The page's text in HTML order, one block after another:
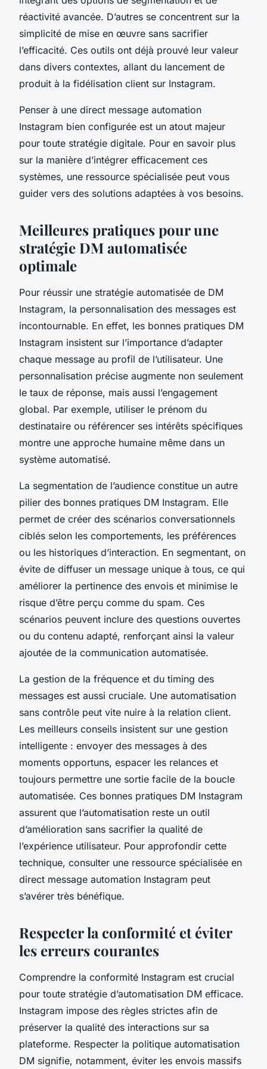
réactivité avancée. D’autres se concentrent sur la
simplicité de mise en œuvre sans sacrifier
l’efficacité. Ces outils ont déjà prouvé leur valeur
dans divers contextes, allant du lancement de
produit à la fidélisation client sur Instagram.
Penser à une direct message automation
Instagram bien configurée est un atout majeur
pour toute stratégie digitale. Pour en savoir plus
sur la manière d’intégrer efficacement ces
systèmes, une ressource spécialisée peut vous
guider vers des solutions adaptées à vos besoins.
Meilleures pratiques pour une
stratégie DM automatisée
optimale
Pour réussir une stratégie automatisée de DM
Instagram, la personnalisation des messages est
incontournable. En effet, les bonnes pratiques DM
Instagram insistent sur l’importance d’adapter
chaque message au profil de l’utilisateur. Une
personnalisation précise augmente non seulement
le taux de réponse, mais aussi l’engagement
global. Par exemple, utiliser le prénom du
destinataire ou référencer ses intérêts spécifiques
montre une approche humaine même dans un
système automatisé.
La segmentation de l’audience constitue un autre
pilier des bonnes pratiques DM Instagram. Elle
permet de créer des scénarios conversationnels
ciblés selon les comportements, les préférences
ou les historiques d’interaction. En segmentant, on
évite de diffuser un message unique à tous, ce qui
améliorer la pertinence des envois et minimise le
risque d’être perçu comme du spam. Ces
scénarios peuvent inclure des questions ouvertes
ou du contenu adapté, renforçant ainsi la valeur
ajoutée de la communication automatisée.
La gestion de la fréquence et du timing des
messages est aussi cruciale. Une automatisation
sans contrôle peut vite nuire à la relation client.
Les meilleurs conseils insistent sur une gestion
intelligente : envoyer des messages à des
moments opportuns, espacer les relances et
toujours permettre une sortie facile de la boucle
automatisée. Ces bonnes pratiques DM Instagram
assurent que l’automatisation reste un outil
d’amélioration sans sacrifier la qualité de
l’expérience utilisateur. Pour approfondir cette
technique, consulter une ressource spécialisée en
direct message automation Instagram peut
s’avérer très bénéfique.
Respecter la conformité et éviter
les erreurs courantes
Comprendre la conformité Instagram est crucial
pour toute stratégie d’automatisation DM efficace.
Instagram impose des règles strictes afin de
préserver la qualité des interactions sur sa
plateforme. Respecter la politique automatisation
DM signifie, notamment, éviter les envois massifs